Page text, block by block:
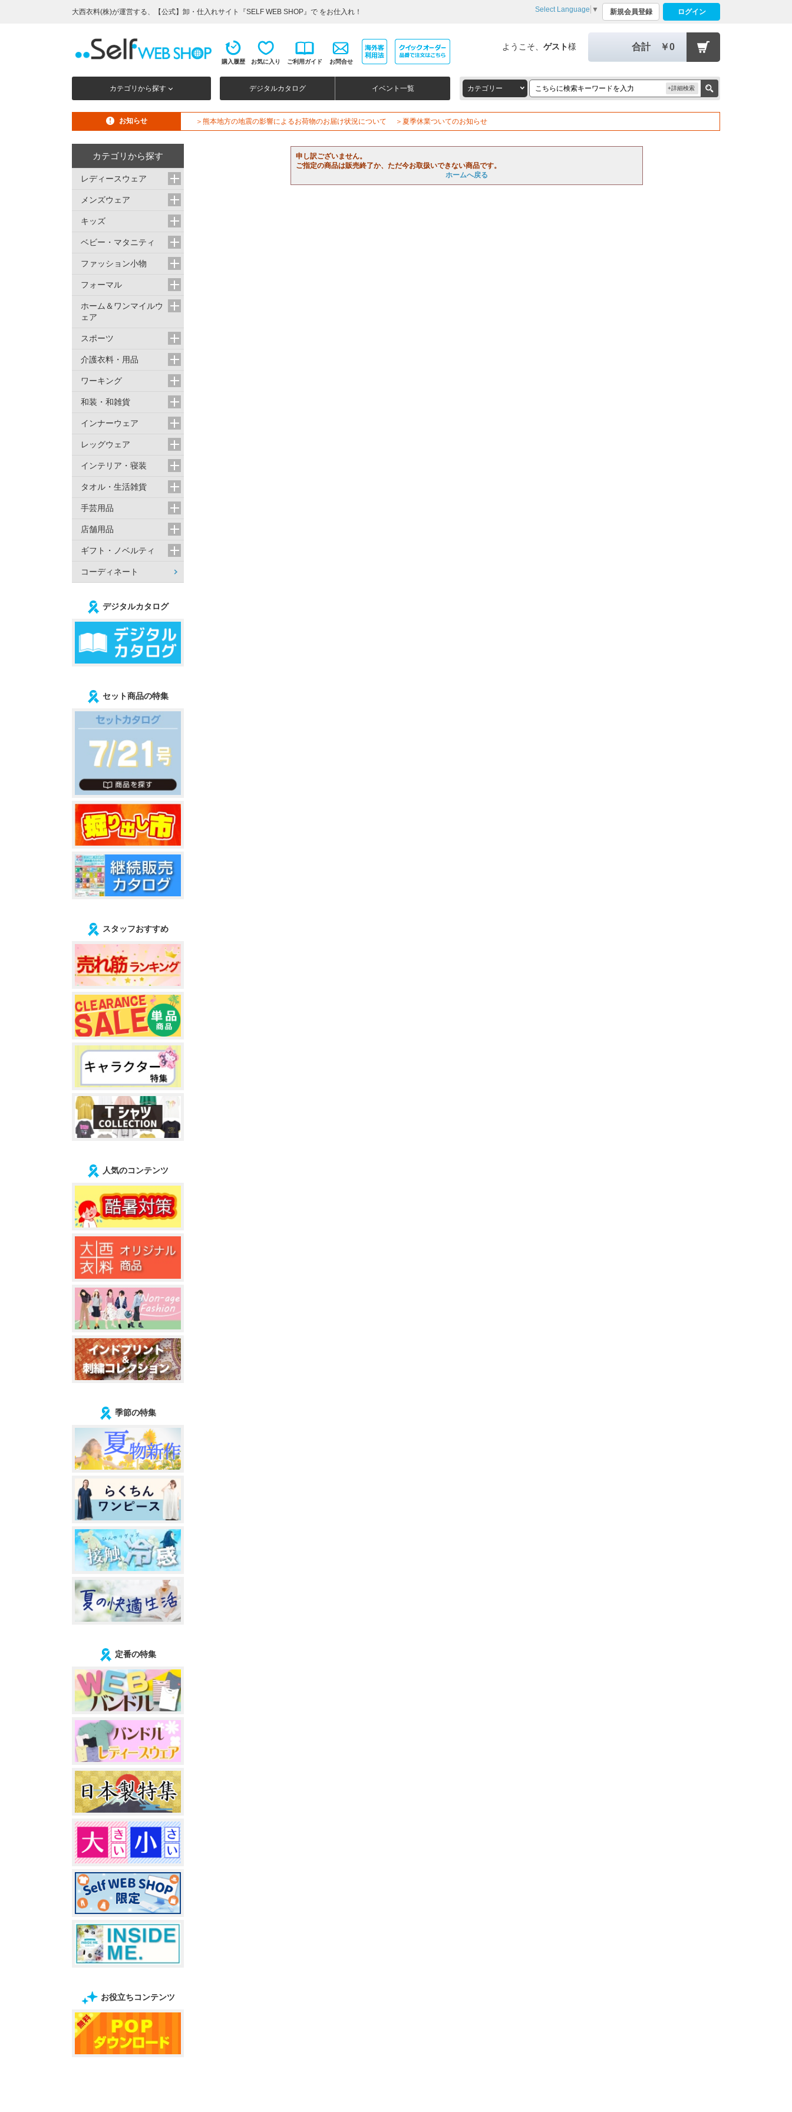
大西衣料(株)が運営する、【公式】卸・仕入れサイト『SELF WEB SHOP』で をお仕入れ！ ログイン
新規会員登録
Select Language ▼
購入履歴 お気に入り ご利用ガイド お問合せ
ようこそ、 ゲスト様 合計 ￥0
カテゴリから探す デジタルカタログ イベント一覧 カテゴリー +詳細検索
お知らせ ＞熊本地方の地震の影響によるお荷物のお届け状況について ＞夏季休業ついてのお知らせ
申し訳ございません。
ご指定の商品は販売終了か、ただ今お取扱いできない商品です。
ホームへ戻る
カテゴリから探す
レディースウェア
メンズウェア
キッズ
ベビー・マタニティ
ファッション小物
フォーマル
ホーム＆ワンマイルウ
ェア
スポーツ
介護衣料・用品
ワーキング
和装・和雑貨
インナーウェア
レッグウェア
インテリア・寝装
タオル・生活雑貨
手芸用品
店舗用品
ギフト・ノベルティ
コーディネート
デジタルカタログ
セット商品の特集
スタッフおすすめ
人気のコンテンツ
季節の特集
定番の特集
お役立ちコンテンツ